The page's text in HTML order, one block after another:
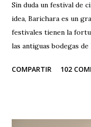
Sin duda un festival de
idea, Barichara es un
festivales tienen la
las antiguas bodegas
lástima que las buenas
COMPARTIR 102